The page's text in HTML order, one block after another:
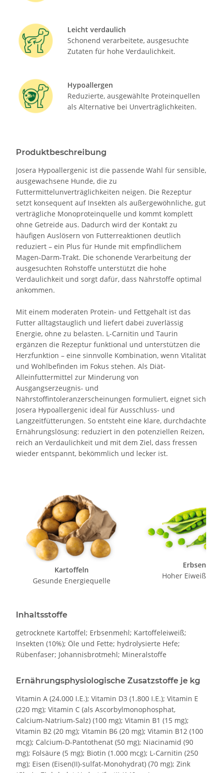
Leicht verdaulich
Schonend verarbeitete, ausgesuchte
Zutaten für hohe Verdaulichkeit.
Hypoallergen
Reduzierte, ausgewählte Proteinquellen
als Alternative bei Unverträglichkeiten.
Produktbeschreibung
Josera Hypoallergenic ist die passende Wahl für sensible,
ausgewachsene Hunde, die zu
Futtermittelunverträglichkeiten neigen. Die Rezeptur
setzt konsequent auf Insekten als außergewöhnliche, gut
verträgliche Monoproteinquelle und kommt komplett
ohne Getreide aus. Dadurch wird der Kontakt zu
häufigen Auslösern von Futterreaktionen deutlich
reduziert – ein Plus für Hunde mit empfindlichem
Magen-Darm-Trakt. Die schonende Verarbeitung der
ausgesuchten Rohstoffe unterstützt die hohe
Verdaulichkeit und sorgt dafür, dass Nährstoffe optimal
ankommen.
Mit einem moderaten Protein- und Fettgehalt ist das
Futter alltagstauglich und liefert dabei zuverlässig
Energie, ohne zu belasten. L-Carnitin und Taurin
ergänzen die Rezeptur funktional und unterstützen die
Herzfunktion – eine sinnvolle Kombination, wenn Vitalität
und Wohlbefinden im Fokus stehen. Als Diät-
Alleinfuttermittel zur Minderung von
Ausgangserzeugnis- und
Nährstoffintoleranzerscheinungen formuliert, eignet sich
Josera Hypoallergenic ideal für Ausschluss- und
Langzeitfütterungen. So entsteht eine klare, durchdachte
Ernährungslösung: reduziert in den potenziellen Reizen,
reich an Verdaulichkeit und mit dem Ziel, dass fressen
wieder entspannt, bekömmlich und lecker ist.
Kartoffeln
Gesunde Energiequelle
Erbsen
Hoher
Inhaltsstoffe
getrocknete Kartoffel; Erbsenmehl; Kartoffeleiweiß;
Insekten (10%); Öle und Fette; hydrolysierte Hefe;
Rübenfaser; Johannisbrotmehl; Mineralstoffe
Ernährungsphysiologische Zusatzstoffe je kg
Vitamin A (24.000 I.E.); Vitamin D3 (1.800 I.E.); Vitamin E
(220 mg); Vitamin C (als Ascorbylmonophosphat,
Calcium-Natrium-Salz) (100 mg); Vitamin B1 (15 mg);
Vitamin B2 (20 mg); Vitamin B6 (20 mg); Vitamin B12 (100
mcg); Calcium-D-Pantothenat (50 mg); Niacinamid (90
mg); Folsäure (5 mg); Biotin (1.000 mcg); L-Carnitin (250
mg); Eisen (Eisen(II)-sulfat-Monohydrat) (70 mg); Zink